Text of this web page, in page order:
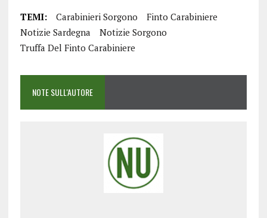
TEMI: Carabinieri Sorgono
Finto Carabiniere
Notizie Sardegna
Notizie Sorgono
Truffa Del Finto Carabiniere
NOTE SULL'AUTORE